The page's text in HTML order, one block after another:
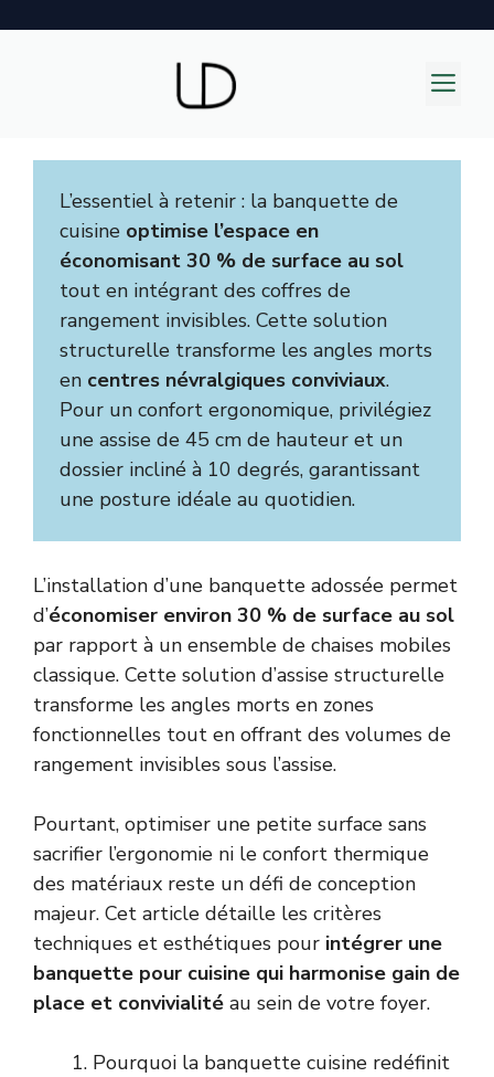
L’essentiel à retenir : la banquette de
cuisine optimise l’espace en
économisant 30 % de surface au sol
tout en intégrant des coffres de
rangement invisibles. Cette solution
structurelle transforme les angles morts
en centres névralgiques conviviaux.
Pour un confort ergonomique, privilégiez
une assise de 45 cm de hauteur et un
dossier incliné à 10 degrés, garantissant
une posture idéale au quotidien.
L’installation d’une banquette adossée permet
d’économiser environ 30 % de surface au sol
par rapport à un ensemble de chaises mobiles
classique. Cette solution d’assise structurelle
transforme les angles morts en zones
fonctionnelles tout en offrant des volumes de
rangement invisibles sous l’assise.
Pourtant, optimiser une petite surface sans
sacrifier l’ergonomie ni le confort thermique
des matériaux reste un défi de conception
majeur. Cet article détaille les critères
techniques et esthétiques pour intégrer une
banquette pour cuisine qui harmonise gain de
place et convivialité au sein de votre foyer.
Pourquoi la banquette cuisine redéfinit